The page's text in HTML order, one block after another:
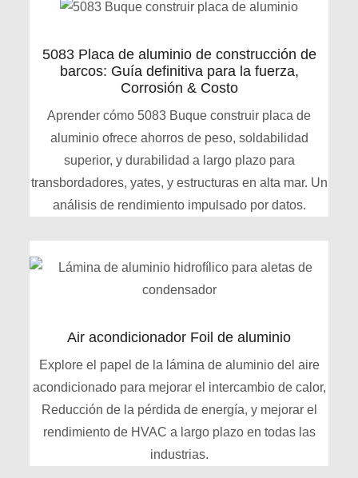
5083 Placa de aluminio de construcción de
barcos: Guía definitiva para la fuerza,
Corrosión & Costo
Aprender cómo 5083 Buque construir placa de
aluminio ofrece ahorros de peso, soldabilidad
superior, y durabilidad a largo plazo para
transbordadores, yates, y estructuras en alta mar. Un
análisis de rendimiento impulsado por datos.
Air acondicionador Foil de aluminio
Explore el papel de la lámina de aluminio del aire
acondicionado para mejorar el intercambio de calor,
Reducción de la pérdida de energía, y mejorar el
rendimiento de HVAC a largo plazo en todas las
industrias.